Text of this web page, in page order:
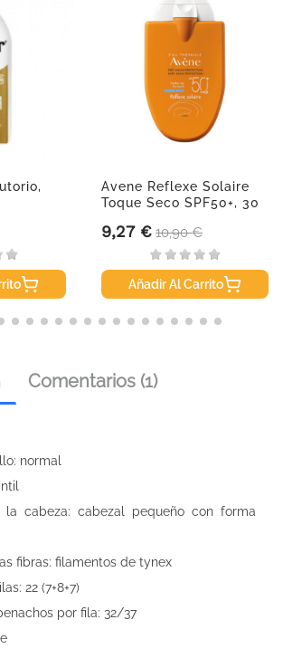
Avene Reflexe Solaire
Toque Seco SPF50+, 30
Precio
9,27 € Precio base
10,90 €
Añadir Al Carrito
Comentarios (1)
normal
cabeza: cabezal pequeño con forma
fibras: filamentos de tynex
22 (7+8+7)
por fila: 32/37